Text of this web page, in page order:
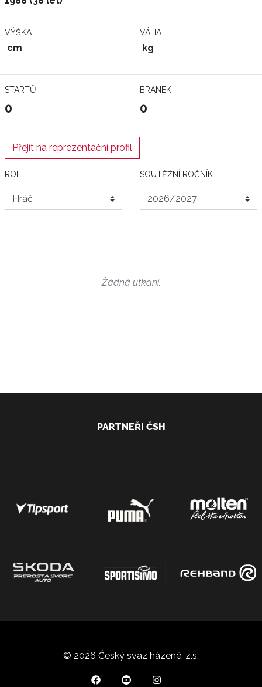
VÝŠKA
cm
VÁHA
kg
STARTŮ
0
BRANEK
0
Přejít na reprezentační profil
ROLE SOUTĚŽNÍ ROČNÍK
Žádná utkání.
PARTNEŘI ČSH
© 2026 Český svaz házené, z.s.